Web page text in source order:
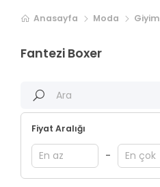
Anasayfa Moda Giyim
Fantezi Boxer
Fiyat Aralığı
-